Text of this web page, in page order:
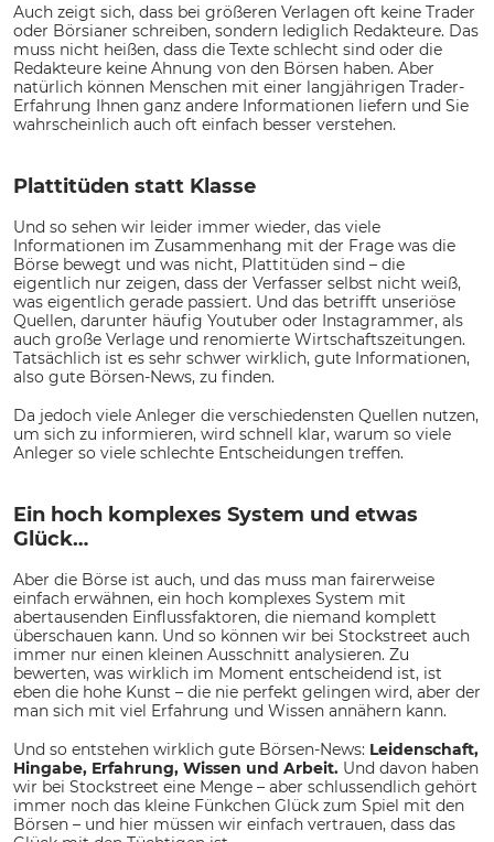
Auch zeigt sich, dass bei größeren Verlagen oft keine Trader
oder Börsianer schreiben, sondern lediglich Redakteure. Das
muss nicht heißen, dass die Texte schlecht sind oder die
Redakteure keine Ahnung von den Börsen haben. Aber
natürlich können Menschen mit einer langjährigen Trader-
Erfahrung Ihnen ganz andere Informationen liefern und Sie
wahrscheinlich auch oft einfach besser verstehen.
Plattitüden statt Klasse
Und so sehen wir leider immer wieder, das viele
Informationen im Zusammenhang mit der Frage was die
Börse bewegt und was nicht, Plattitüden sind – die
eigentlich nur zeigen, dass der Verfasser selbst nicht weiß,
was eigentlich gerade passiert. Und das betrifft unseriöse
Quellen, darunter häufig Youtuber oder Instagrammer, als
auch große Verlage und renomierte Wirtschaftszeitungen.
Tatsächlich ist es sehr schwer wirklich, gute Informationen,
also gute Börsen-News, zu finden.
Da jedoch viele Anleger die verschiedensten Quellen nutzen,
um sich zu informieren, wird schnell klar, warum so viele
Anleger so viele schlechte Entscheidungen treffen.
Ein hoch komplexes System und etwas
Glück…
Aber die Börse ist auch, und das muss man fairerweise
einfach erwähnen, ein hoch komplexes System mit
abertausenden Einflussfaktoren, die niemand komplett
überschauen kann. Und so können wir bei Stockstreet auch
immer nur einen kleinen Ausschnitt analysieren. Zu
bewerten, was wirklich im Moment entscheidend ist, ist
eben die hohe Kunst – die nie perfekt gelingen wird, aber der
man sich mit viel Erfahrung und Wissen annähern kann.
Und so entstehen wirklich gute Börsen-News: Leidenschaft,
Hingabe, Erfahrung, Wissen und Arbeit. Und davon haben
wir bei Stockstreet eine Menge – aber schlussendlich gehört
immer noch das kleine Fünkchen Glück zum Spiel mit den
Börsen – und hier müssen wir einfach vertrauen, dass das